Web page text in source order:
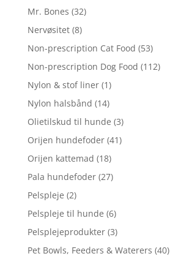
Mr. Bones (32)
Nervøsitet (8)
Non-prescription Cat Food (53)
Non-prescription Dog Food (112)
Nylon & stof liner (1)
Nylon halsbånd (14)
Olietilskud til hunde (3)
Orijen hundefoder (41)
Orijen kattemad (18)
Pala hundefoder (27)
Pelspleje (2)
Pelspleje til hunde (6)
Pelsplejeprodukter (3)
Pet Bowls, Feeders & Waterers (40)